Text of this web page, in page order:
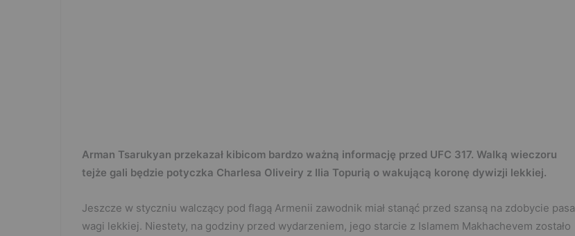
Arman Tsarukyan przekazał kibicom bardzo ważną informację przed UFC 317. Walką wieczoru
tejże gali będzie potyczka Charlesa Oliveiry z Ilia Topurią o wakującą koronę dywizji lekkiej.
Jeszcze w styczniu walczący pod flagą Armenii zawodnik miał stanąć przed szansą na zdobycie pasa
wagi lekkiej. Niestety, na godziny przed wydarzeniem, jego starcie z Islamem Makhachevem zostało